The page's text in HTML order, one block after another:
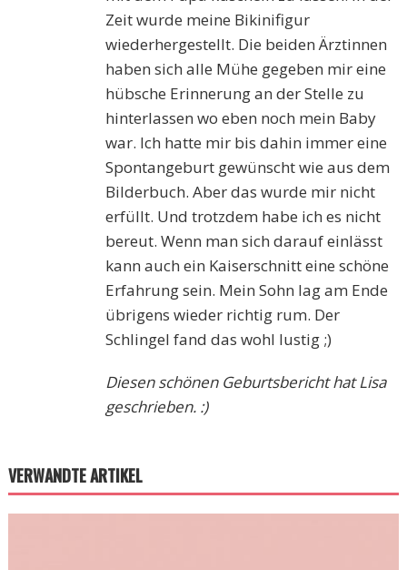
Zeit wurde meine Bikinifigur
wiederhergestellt. Die beiden Ärztinnen
haben sich alle Mühe gegeben mir eine
hübsche Erinnerung an der Stelle zu
hinterlassen wo eben noch mein Baby
war. Ich hatte mir bis dahin immer eine
Spontangeburt gewünscht wie aus dem
Bilderbuch. Aber das wurde mir nicht
erfüllt. Und trotzdem habe ich es nicht
bereut. Wenn man sich darauf einlässt
kann auch ein Kaiserschnitt eine schöne
Erfahrung sein. Mein Sohn lag am Ende
übrigens wieder richtig rum. Der
Schlingel fand das wohl lustig ;)
Diesen schönen Geburtsbericht hat Lisa
geschrieben. :)
VERWANDTE ARTIKEL